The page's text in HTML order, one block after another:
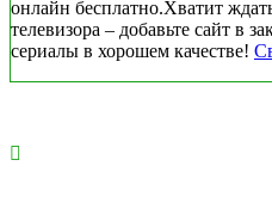
онлайн бесплатно.Хватит
телевизора – добавьте сайт в
сериалы в хорошем качестве!